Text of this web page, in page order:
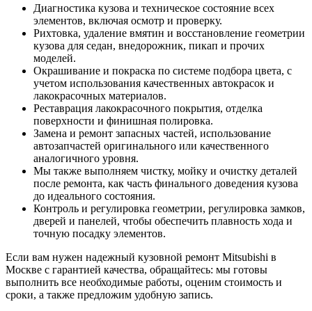
Диагностика кузова и техническое состояние всех
элементов, включая осмотр и проверку.
Рихтовка, удаление вмятин и восстановление геометрии
кузова для седан, внедорожник, пикап и прочих
моделей.
Окрашивание и покраска по системе подбора цвета, с
учетом использования качественных автокрасок и
лакокрасочных материалов.
Реставрация лакокрасочного покрытия, отделка
поверхности и финишная полировка.
Замена и ремонт запасных частей, использование
автозапчастей оригинального или качественного
аналогичного уровня.
Мы также выполняем чистку, мойку и очистку деталей
после ремонта, как часть финального доведения кузова
до идеального состояния.
Контроль и регулировка геометрии, регулировка замков,
дверей и панелей, чтобы обеспечить плавность хода и
точную посадку элементов.
Если вам нужен надежный кузовной ремонт Mitsubishi в
Москве с гарантией качества, обращайтесь: мы готовы
выполнить все необходимые работы, оценим стоимость и
сроки, а также предложим удобную запись.